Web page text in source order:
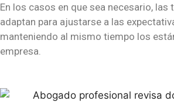
En los casos en que sea necesario, las
adaptan para ajustarse a las
manteniendo al mismo tiempo los
empresa.